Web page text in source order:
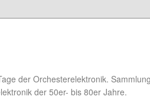
der Orchesterelektronik.
der 50er- bis 80er Jahre.